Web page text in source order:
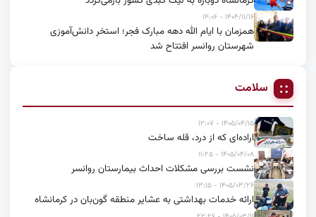
۱۴۰۴/۱۱/۱۶ - ۱۴:۰۶
همزمان با ایام الله دهه مبارک فجر؛ استخر دانش‌آموزی
شهرستان روانسر افتتاح شد
سلامت
۱۴۰۵/۰۴/۱۵ - ۱۲:۰۷
اراده‌ای که از درد، قله ساخت
۱۴۰۵/۰۴/۰۸ - ۱۱:۲۵
نشست بررسی مشکلات احداث بیمارستان روانسر
۱۴۰۵/۰۳/۲۶ - ۱۳:۱۵
ارائه خدمات بهداشتی به عشایر منطقه گون‌بان در کرمانشاه